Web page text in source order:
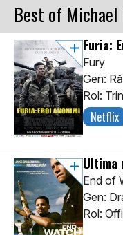
Best of Michael
Furia:
Fury
Gen:
Rol:
Netflix
Ultima
End of
Gen:
Rol: